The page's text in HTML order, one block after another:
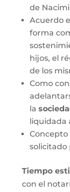
de
Acuerdo
forma
hijos, el
de los
Como
la
liquidada
Concepto
solicitado
Tiempo
con el